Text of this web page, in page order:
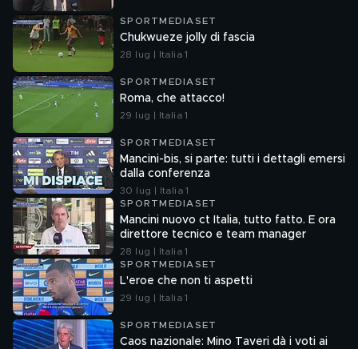
SPORTMEDIASET
Chukwueze jolly di fascia
28 lug | Italia 1
SPORTMEDIASET
Roma, che attacco!
29 lug | Italia 1
SPORTMEDIASET
Mancini-bis, si parte: tutti i dettagli emersi
dalla conferenza
30 lug | Italia 1
SPORTMEDIASET
Mancini nuovo ct Italia, tutto fatto. E ora
direttore tecnico e team manager
28 lug | Italia 1
SPORTMEDIASET
L'eroe che non ti aspetti
29 lug | Italia 1
SPORTMEDIASET
Caos nazionale: Mino Taveri dà i voti ai